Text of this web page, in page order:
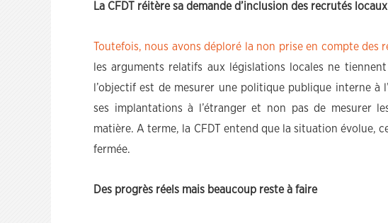
La CFDT réitère sa demande d’inclusion des recrutés locaux
Toutefois, nous avons déploré la non prise en compte des
les arguments relatifs aux législations locales ne
l’objectif est de mesurer une politique publique interne à
ses implantations à l’étranger et non pas de mesurer
matière. A terme, la CFDT entend que la situation évolue,
fermée.
Des progrès réels mais beaucoup reste à faire